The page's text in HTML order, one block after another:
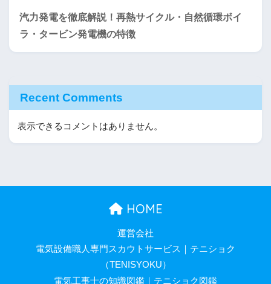
汽力発電を徹底解説！再熱サイクル・自然循環ボイ
ラ・タービン発電機の特徴
Recent Comments
表示できるコメントはありません。
HOME
運営会社
電気設備職人専門スカウトサービス｜テニショク
（TENISYOKU）
電気工事士の知識図鑑｜テニショク図鑑